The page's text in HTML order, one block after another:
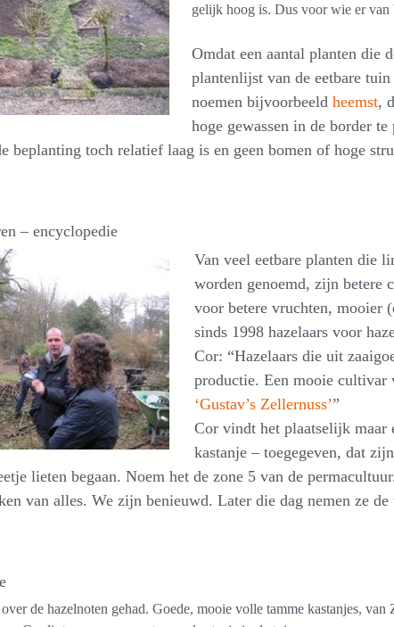
gelijk hoog is. Dus voor wie er
Omdat een aantal planten die
plantenlijst van de eetbare
noemen bijvoorbeeld heemst,
hoge gewassen in de border
beplanting toch relatief laag is en geen bomen of hoge
– encyclopedie
Van veel eetbare planten die
worden genoemd, zijn betere
voor betere vruchten, mooier
sinds 1998 hazelaars voor
Cor: “Hazelaars die uit
productie. Een mooie cultivar
‘Gustav’s Zellernuss’”
Cor vindt het plaatselijk maar
kastanje – toegegeven, dat
lieten begaan. Noem het de zone 5 van de
van alles. We zijn benieuwd. Later die dag nemen ze
de hazelnoten gehad. Goede, mooie volle tamme kastanjes,